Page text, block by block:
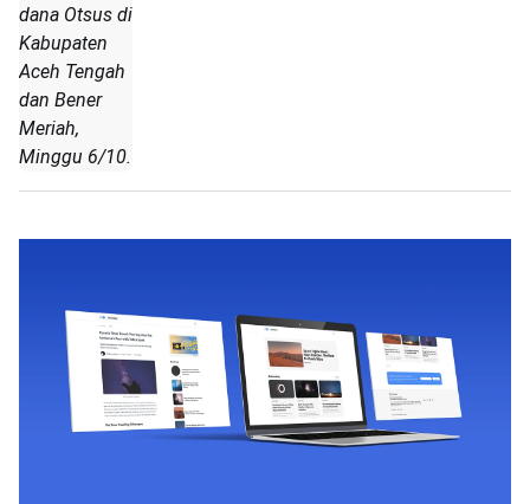
dana Otsus di
Kabupaten
Aceh Tengah
dan Bener
Meriah,
Minggu 6/10.